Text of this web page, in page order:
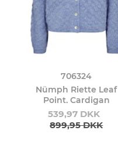
706324
Nümph Riette Leaf
Point. Cardigan
539,97 DKK
899,95 DKK